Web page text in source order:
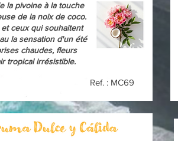
Ref. : MC69
la pivoine à la touche
de la noix de coco.
ceux qui souhaitent
la sensation d'un été
chaudes, fleurs
tropical irrésistible.